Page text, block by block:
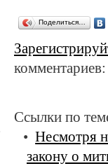
Поделиться…
Ссылки по
Несмотря
закону о